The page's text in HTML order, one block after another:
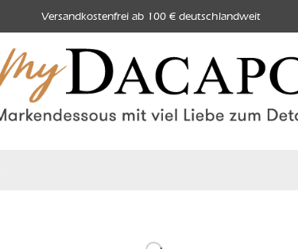
Versandkostenfrei ab 100 € deutschlandweit